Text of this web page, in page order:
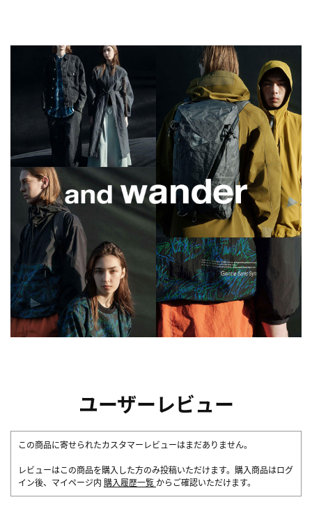
ユーザーレビュー
この商品に寄せられたカスタマーレビューはまだありません。
レビューはこの商品を購入した方のみ投稿いただけます。購入商品はログ
イン後、マイページ内 購入履歴一覧 からご確認いただけます。